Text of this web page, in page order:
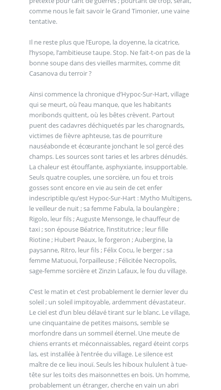
comme nous le fait savoir le Grand Timonier, une vaine
tentative.
Il ne reste plus que l’Europe, la doyenne, la cicatrice,
l’hysope, l’ambitieuse taupe. Stop. Ne fait-t-on pas de la
bonne soupe dans des vieilles marmites, comme dit
Casanova du terroir ?
Ainsi commence la chronique d’Hypoc-Sur-Hart, village
qui se meurt, où l’eau manque, que les habitants
moribonds quittent, où les bêtes crèvent. Partout
puent des cadavres déchiquetés par les charognards,
victimes de fièvre aphteuse, tas de pourriture
nauséabonde et écœurante jonchant le sol gercé des
champs. Les sources sont taries et les arbres dénudés.
La chaleur est étouffante, asphyxiante, insupportable.
Seuls quatre couples, une sorcière, un fou et trois
gosses sont encore en vie au sein de cet enfer
indescriptible qu’est Hypoc-Sur-Hart : Mytho Multigens,
le veilleur de nuit ; sa femme Fabula, la boulangère ;
Rigolo, leur fils ; Auguste Mensonge, le chauffeur de
taxi ; son épouse Béatrice, l’institutrice ; leur fille
Riotine ; Hubert Peaux, le forgeron ; Aubergine, la
paysanne, Ritro, leur fils ; Félix Cocu, le berger ; sa
femme Matuoui, l’orpailleuse ; Félicitée Necropolis,
sage-femme sorcière et Zinzin Lafaux, le fou du village.
C’est le matin et c’est probablement le dernier lever du
soleil ; un soleil impitoyable, ardemment dévastateur.
Le ciel est d’un bleu délavé tirant sur le blanc. Le village,
une cinquantaine de petites maisons, semble se
morfondre dans un sommeil éternel. Une meute de
chiens errants et méconnaissables, regard éteint corps
las, est installée à l’entrée du village. Le silence est
maître de ce lieu inouï. Seuls les hiboux hululent à tue-
tête sur les toits des maisonnettes en bois. Un homme,
probablement un étranger, cherche en vain un abri